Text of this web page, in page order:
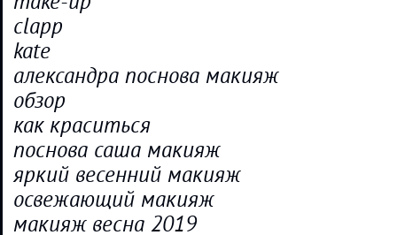
clapp
kate
александра поснова макияж
обзор
как краситься
поснова саша макияж
яркий весенний макияж
освежающий макияж
макияж весна 2019